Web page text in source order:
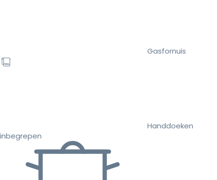
Gasfornuis
Handdoeken
inbegrepen